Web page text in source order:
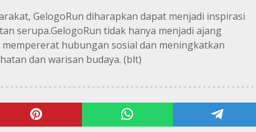
GelogoRun diharapkan dapat menjadi inspirasi
serupa.GelogoRun tidak hanya menjadi ajang
hubungan sosial dan meningkatkan
dan warisan budaya. (blt)